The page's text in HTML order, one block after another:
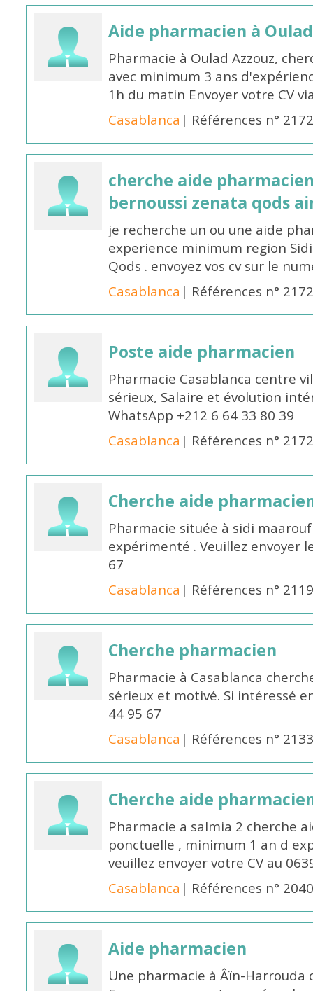
Aide pharmacien à
Pharmacie à Oulad Azzouz,
avec minimum 3 ans
1h du matin Envoyer votre CV
Casablanca | Références n°
cherche aide
bernoussi zenata qods
je recherche un ou une aide
experience minimum region
Qods . envoyez vos cv sur le
Casablanca | Références n°
Poste aide pharmacien
Pharmacie Casablanca centre
sérieux, Salaire et évolution
WhatsApp +212 6 64 33 80 39
Casablanca | Références n°
Cherche aide
Pharmacie située à sidi
expérimenté . Veuillez envoyer
67
Casablanca | Références n°
Cherche pharmacien
Pharmacie à Casablanca
sérieux et motivé. Si intéressé
44 95 67
Casablanca | Références n°
Cherche aide
Pharmacie a salmia 2 cherche
ponctuelle , minimum 1 an d
veuillez envoyer votre CV au
Casablanca | Références n°
Aide pharmacien
Une pharmacie à Âïn-Harrouda